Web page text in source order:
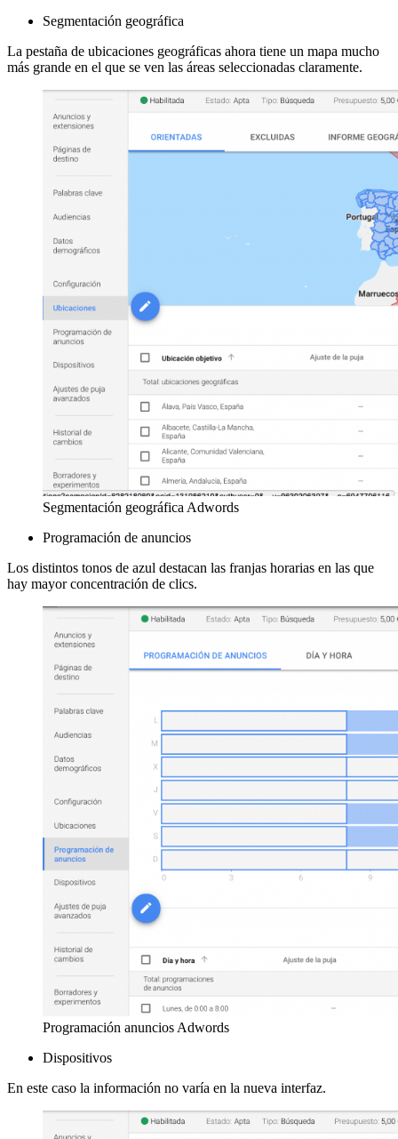
Segmentación geográfica
La pestaña de ubicaciones geográficas ahora tiene un mapa mucho
más grande en el que se ven las áreas seleccionadas claramente.
Segmentación geográfica Adwords
Programación de anuncios
Los distintos tonos de azul destacan las franjas horarias en las que
hay mayor concentración de clics.
Programación anuncios Adwords
Dispositivos
En este caso la información no varía en la nueva interfaz.